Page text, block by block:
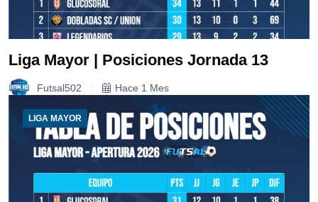
Liga Mayor | Posiciones Jornada 13
Futsal502 Hace 1 Mes
LIGA MAYOR